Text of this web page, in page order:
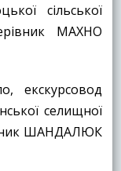
сільської
МАХНО
селищної
ШАНДАЛЮК